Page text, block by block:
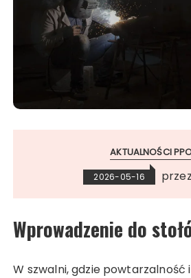
AKTUALNOŚCI
2026-05-16 przez
Wprowadzenie do
W szwalni, gdzie